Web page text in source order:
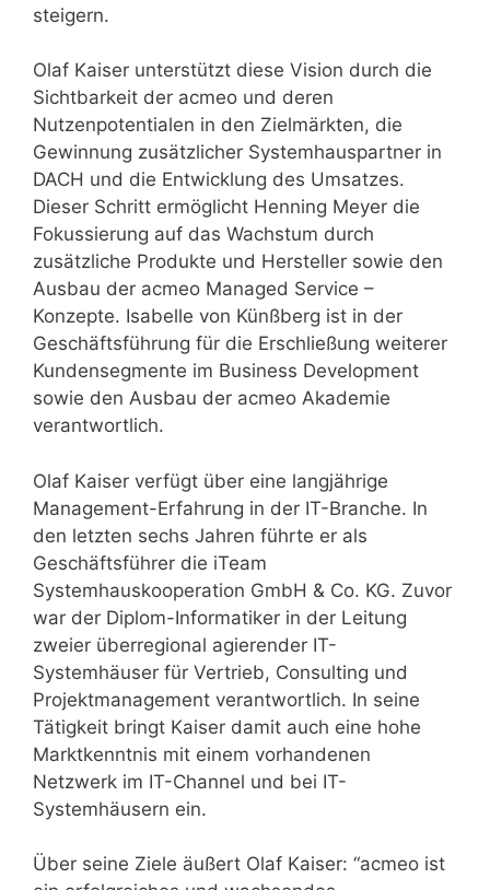
steigern.
Olaf Kaiser unterstützt diese Vision durch die
Sichtbarkeit der acmeo und deren
Nutzenpotentialen in den Zielmärkten, die
Gewinnung zusätzlicher Systemhauspartner in
DACH und die Entwicklung des Umsatzes.
Dieser Schritt ermöglicht Henning Meyer die
Fokussierung auf das Wachstum durch
zusätzliche Produkte und Hersteller sowie den
Ausbau der acmeo Managed Service –
Konzepte. Isabelle von Künßberg ist in der
Geschäftsführung für die Erschließung weiterer
Kundensegmente im Business Development
sowie den Ausbau der acmeo Akademie
verantwortlich.
Olaf Kaiser verfügt über eine langjährige
Management-Erfahrung in der IT-Branche. In
den letzten sechs Jahren führte er als
Geschäftsführer die iTeam
Systemhauskooperation GmbH & Co. KG. Zuvor
war der Diplom-Informatiker in der Leitung
zweier überregional agierender IT-
Systemhäuser für Vertrieb, Consulting und
Projektmanagement verantwortlich. In seine
Tätigkeit bringt Kaiser damit auch eine hohe
Marktkenntnis mit einem vorhandenen
Netzwerk im IT-Channel und bei IT-
Systemhäusern ein.
Über seine Ziele äußert Olaf Kaiser: “acmeo ist